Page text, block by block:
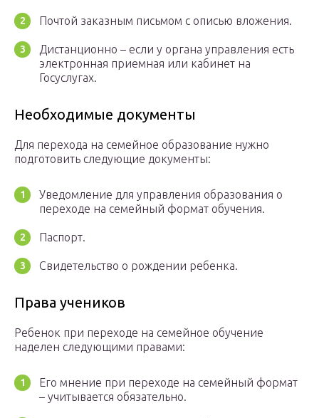
Почтой заказным письмом с описью вложения.
Дистанционно – если у органа управления есть
электронная приемная или кабинет на
Госуслугах.
Необходимые документы
Для перехода на семейное образование нужно
подготовить следующие документы:
Уведомление для управления образования о
переходе на семейный формат обучения.
Паспорт.
Свидетельство о рождении ребенка.
Права учеников
Ребенок при переходе на семейное обучение
наделен следующими правами:
Его мнение при переходе на семейный формат
– учитывается обязательно.